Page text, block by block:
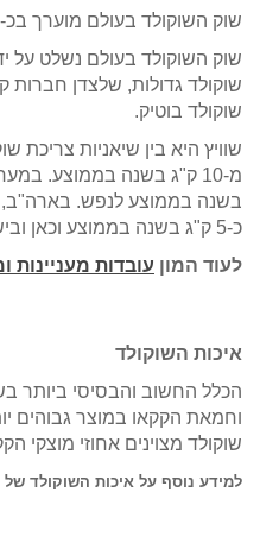
שוק השוקולד בעולם מוערך בכ-70 מיליארד דולר.
שוק השוקולד בעולם נשלט
שוקולד גדולות, שלצדן
שוקולד בוטיק.
שוויץ היא בין שיאניות צריכת
בשנה בממוצע לנפש. בארה"ב,
כ-5 ק"ג בשנה בממוצע וכאן ובישראל - על כ-3 ק"ג בלבד.
לעוד המון עובדות
איכות השוקולד
הכלל החשוב והבסיסי ביותר
וחמאת הקקאו במוצר גבוהים
שוקולד מצוינים אחוזי מוצקי
למידע נוסף על איכות השוקולד של